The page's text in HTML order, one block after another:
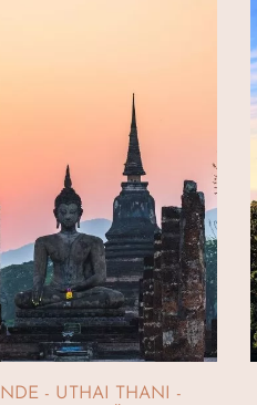
- UTHAI THANI -